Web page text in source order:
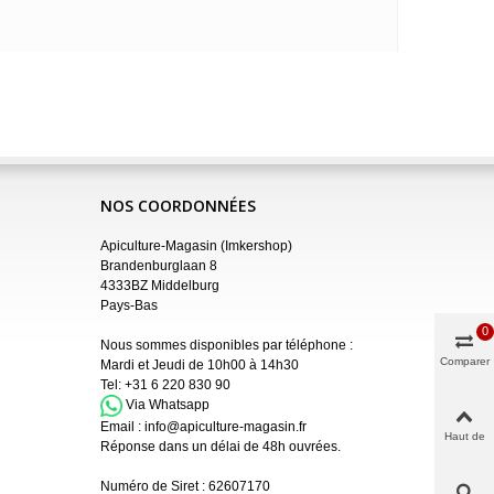
NOS COORDONNÉES
Apiculture-Magasin (Imkershop)
Brandenburglaan 8
4333BZ Middelburg
Pays-Bas
Nous sommes disponibles par téléphone :
Mardi et Jeudi de 10h00 à 14h30
Tel: +31 6 220 830 90
Via Whatsapp
Email : info@apiculture-magasin.fr
Réponse dans un délai de 48h ouvrées.
Numéro de Siret : 62607170
Comparer
0
Haut de